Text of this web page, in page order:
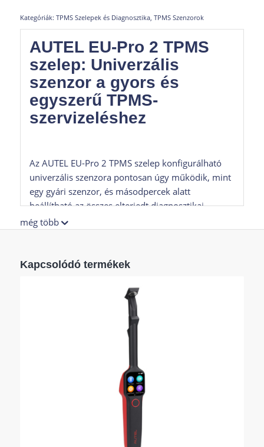
Kategóriák: TPMS Szelepek és Diagnosztika, TPMS Szenzorok
AUTEL EU-Pro 2 TPMS
szelep: Univerzális
szenzor a gyors és
egyszerű TPMS-
szervizeléshez
Az AUTEL EU-Pro 2 TPMS szelep konfigurálható
univerzális szenzorapontosan úgy működik, mint
egy gyári szenzor, és másodpercek alatt
beállítható az összes elterjedt diagnosztikai
eszközzel.
szükség több tucat különböző, járműspecifikus
egyetlen megoldást nyújt a legtöbb
, ami optimalizálja a
készletgazdálkodást és csökkenti a beszerzési
A TPMS szelep szenzort úgy tervezték, hogy
minden típusú könnyűfém felnire illeszkedjen.
Biztosítja a széleskörű kompatibilitást a piacon
lévő járműmodellekkel. Különösen praktikus,
hogy lehetővé teszi a szelepszár külön cseréjét. Ez
egy költséghatékony megoldás, ha a szelepszár
megsérül vagy elhasználódik, hiszen nem kell a
még több
Kapcsolódó termékek